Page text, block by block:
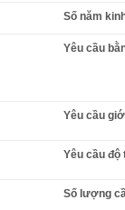
Số năm
Yêu cầu
Yêu cầu
Yêu cầu độ
Số lượng